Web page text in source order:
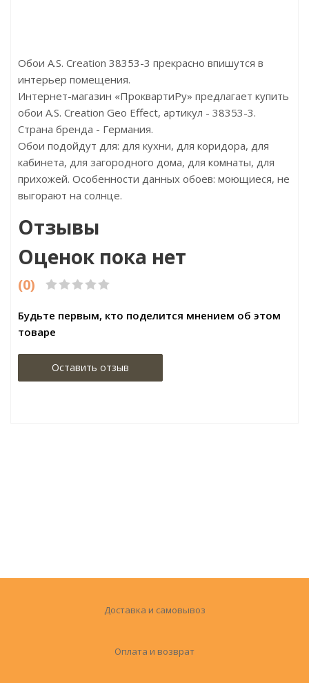
Обои A.S. Creation 38353-3 прекрасно впишутся в
интерьер помещения.
Интернет-магазин «ПроквартиРу» предлагает купить
обои A.S. Creation Geo Effect, артикул - 38353-3.
Страна бренда - Германия.
Обои подойдут для: для кухни, для коридора, для
кабинета, для загородного дома, для комнаты, для
прихожей. Особенности данных обоев: моющиеся, не
выгорают на солнце.
Отзывы
Оценок пока нет
(0)
Будьте первым, кто поделится мнением об этом
товаре
Оставить отзыв
Доставка и самовывоз
Оплата и возврат